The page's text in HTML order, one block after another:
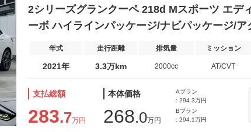
2シリーズグランクーペ 218d Mスポーツ エデ
ーボ ハイラインパッケージ/ナビパッケージ/ア
年式 走行距離 排気量 ミッション
2021年 3.3万km 2000cc AT/CVT
支払総額
283.7万円
本体価格
268.0万円
Aプラン
: 294.3万円
Bプラン
: 294.1万円